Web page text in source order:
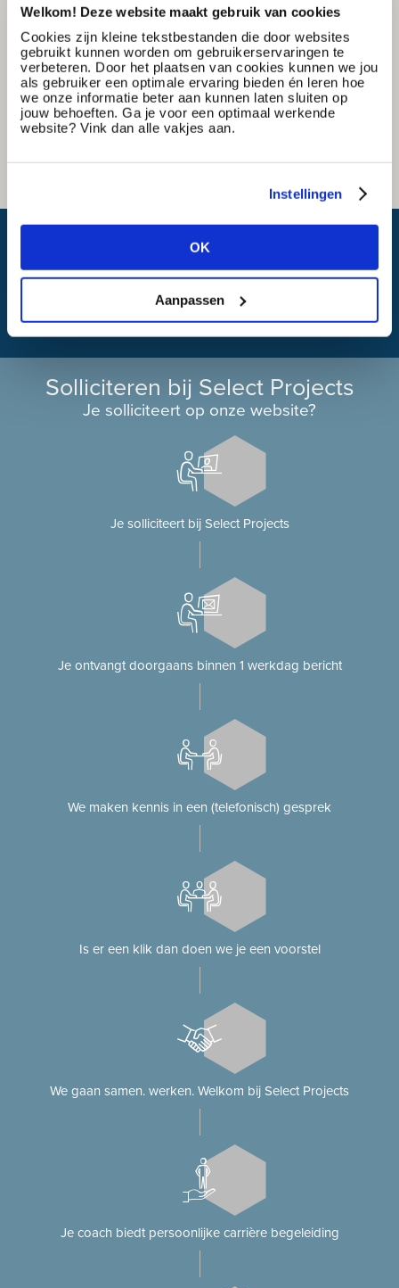
Welkom! Deze website maakt gebruik van cookies
Cookies zijn kleine tekstbestanden die door websites
gebruikt kunnen worden om gebruikerservaringen te
verbeteren. Door het plaatsen van cookies kunnen we jou
als gebruiker een optimale ervaring bieden én leren hoe
we onze informatie beter aan kunnen laten sluiten op
jouw behoeften. Ga je voor een optimaal werkende
website? Vink dan alle vakjes aan.
Instellingen
OK
Aanpassen
Solliciteren bij Select Projects
Je solliciteert op onze website?
Je solliciteert bij Select Projects
Je ontvangt doorgaans binnen 1 werkdag bericht
We maken kennis in een (telefonisch) gesprek
Is er een klik dan doen we je een voorstel
We gaan samen. werken. Welkom bij Select Projects
Je coach biedt persoonlijke carrière begeleiding